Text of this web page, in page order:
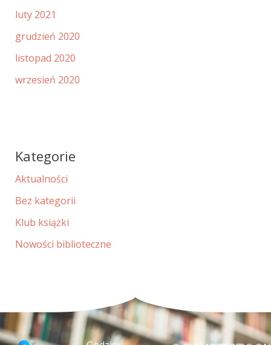
luty 2021
grudzień 2020
listopad 2020
wrzesień 2020
Kategorie
Aktualności
Bez kategorii
Klub książki
Nowości biblioteczne